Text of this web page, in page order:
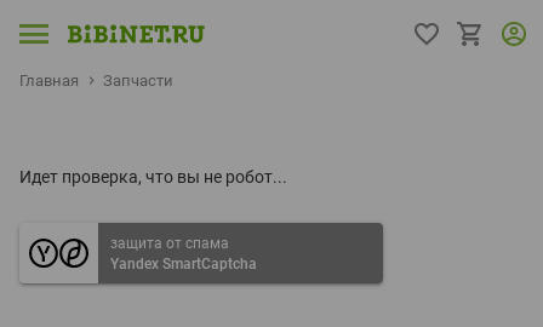
Главная Запчасти
Идет проверка, что вы не робот...
защита от спама
Yandex SmartCaptcha